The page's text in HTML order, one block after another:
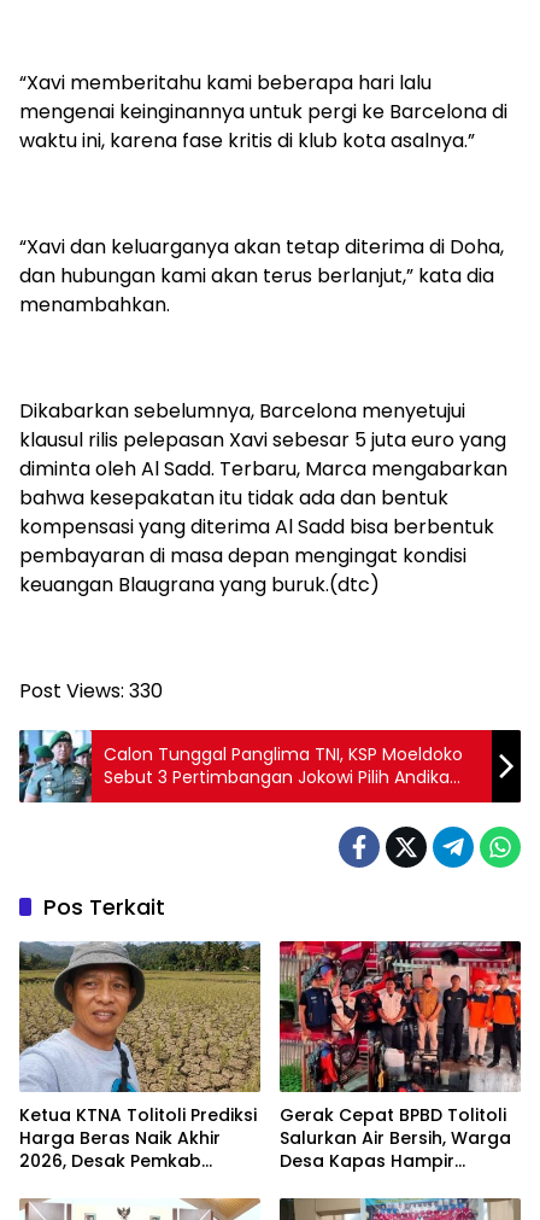
“Xavi memberitahu kami beberapa hari lalu
mengenai keinginannya untuk pergi ke Barcelona di
waktu ini, karena fase kritis di klub kota asalnya.”
“Xavi dan keluarganya akan tetap diterima di Doha,
dan hubungan kami akan terus berlanjut,” kata dia
menambahkan.
Dikabarkan sebelumnya, Barcelona menyetujui
klausul rilis pelepasan Xavi sebesar 5 juta euro yang
diminta oleh Al Sadd. Terbaru, Marca mengabarkan
bahwa kesepakatan itu tidak ada dan bentuk
kompensasi yang diterima Al Sadd bisa berbentuk
pembayaran di masa depan mengingat kondisi
keuangan Blaugrana yang buruk.(dtc)
Post Views: 330
Calon Tunggal Panglima TNI, KSP Moeldoko
Sebut 3 Pertimbangan Jokowi Pilih Andika
Perkasa
Pos Terkait
Ketua KTNA Tolitoli Prediksi
Harga Beras Naik Akhir
2026, Desak Pemkab
Gerak Cepat BPBD Tolitoli
Salurkan Air Bersih, Warga
Desa Kapas Hampir
Kekeringan